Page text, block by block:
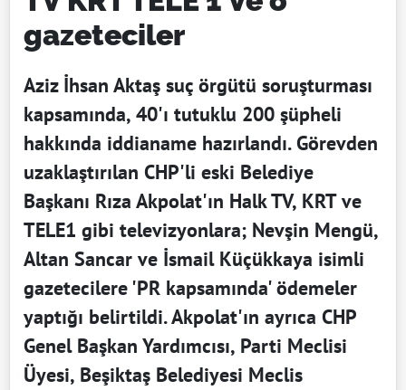
gazeteciler
Aziz İhsan Aktaş suç örgütü soruşturması
kapsamında, 40'ı tutuklu 200 şüpheli
hakkında iddianame hazırlandı. Görevden
uzaklaştırılan CHP'li eski Belediye
Başkanı Rıza Akpolat'ın Halk TV, KRT ve
TELE1 gibi televizyonlara; Nevşin Mengü,
Altan Sancar ve İsmail Küçükkaya isimli
gazetecilere 'PR kapsamında' ödemeler
yaptığı belirtildi. Akpolat'ın ayrıca CHP
Genel Başkan Yardımcısı, Parti Meclisi
Üyesi, Beşiktaş Belediyesi Meclis